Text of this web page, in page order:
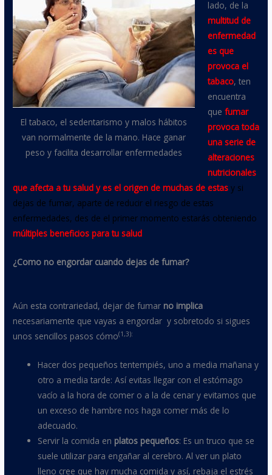
El tabaco, el sedentarismo y malos hábitos
van normalmente de la mano. Hace ganar
peso y facilita desarrollar enfermedades
lado, de la
multitud de
enfermedad
es que
provoca el
tabaco, ten
encuentra
que fumar
provoca toda
una serie de
alteraciones
nutricionales
que afecta a tu salud y es el origen de muchas de estasy si
dejas de fumar, aparte de reducir el riesgo de estas
enfermedades, des de el primer momento estarás obteniendo
múltiples beneficios para tu salud
¿Como no engordar cuando dejas de fumar?
Aún esta contrariedad, dejar de fumar no implica
necesariamente que vayas a engordar y sobretodo si sigues
unos sencillos pasos cómo(1,3):
Hacer dos pequeños tentempiés, uno a media mañana y
otro a media tarde: Así evitas llegar con el estómago
vacío a la hora de comer o a la de cenar y evitamos que
un exceso de hambre nos haga comer más de lo
adecuado.
Servir la comida en platos pequeños: Es un truco que se
suele utilizar para engañar al cerebro. Al ver un plato
lleno cree que hay mucha comida y así, rebaja el estrés